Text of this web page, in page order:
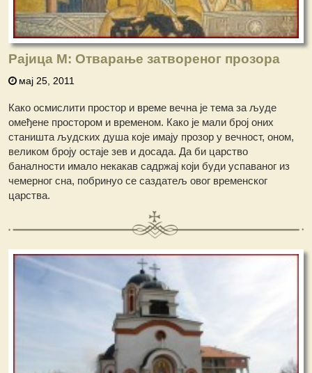
Рајица М: Отварање затвореног прозора
мај 25, 2011
Како осмислити простор и време вечна је тема за људе
омеђене простором и временом. Како је мали број оних
станишта људских душа које имају прозор у вечност, оном,
великом броју остаје зев и досада. Да би царство
баналности имало некакав садржај који буди успаваног из
чемерног сна, побринуо се саздатељ овог временског
царства.